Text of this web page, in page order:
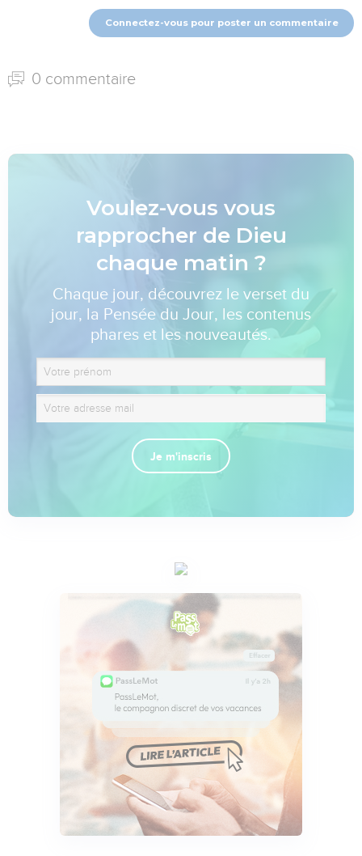
Connectez-vous pour poster un commentaire
0 commentaire
Voulez-vous vous
rapprocher de Dieu
chaque matin ?
Chaque jour, découvrez le verset du
jour, la Pensée du Jour, les contenus
phares et les nouveautés.
Je m'inscris